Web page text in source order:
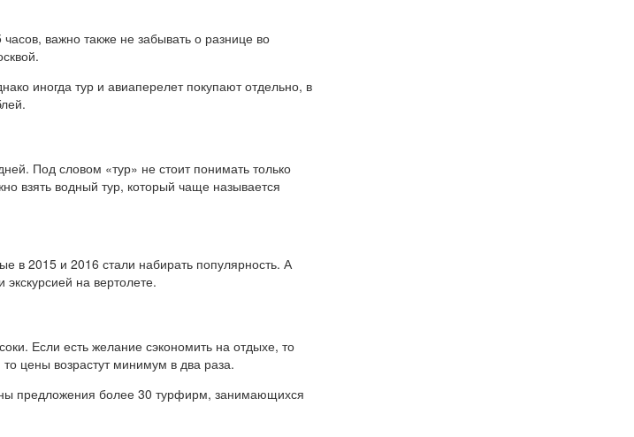
важно также не забывать о разнице во
иногда тур и авиаперелет покупают отдельно, в
Под словом «тур» не стоит понимать только
взять водный тур, который чаще называется
в 2015 и 2016 стали набирать популярность. А
на вертолете.
Если есть желание сэкономить на отдыхе, то
цены возрастут минимум в два раза.
предложения более 30 турфирм, занимающихся